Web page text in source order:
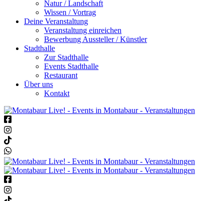
Natur / Landschaft
Wissen / Vortrag
Deine Veranstaltung
Veranstaltung einreichen
Bewerbung Aussteller / Künstler
Stadthalle
Zur Stadthalle
Events Stadthalle
Restaurant
Über uns
Kontakt